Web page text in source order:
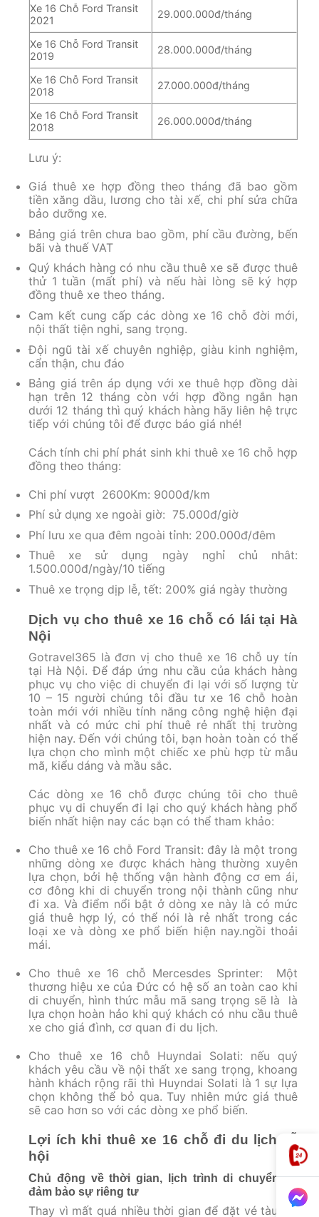
Xe 16 Chỗ Ford Transit
2021
29.000.000đ/tháng
Xe 16 Chỗ Ford Transit
2019
28.000.000đ/tháng
Xe 16 Chỗ Ford Transit
2018
27.000.000đ/tháng
Xe 16 Chỗ Ford Transit
2018
26.000.000đ/tháng
Lưu ý:
Giá thuê xe hợp đồng theo tháng đã bao gồm
tiền xăng dầu, lương cho tài xế, chi phí sửa chữa
bảo dưỡng xe.
Bảng giá trên chưa bao gồm, phí cầu đường, bến
bãi và thuế VAT
Quý khách hàng có nhu cầu thuê xe sẽ được thuê
thử 1 tuần (mất phí) và nếu hài lòng sẽ ký hợp
đồng thuê xe theo tháng.
Cam kết cung cấp các dòng xe 16 chỗ đời mới,
nội thất tiện nghi, sang trọng.
Đội ngũ tài xế chuyên nghiệp, giàu kinh nghiệm,
cẩn thận, chu đáo
Bảng giá trên áp dụng với xe thuê hợp đồng dài
hạn trên 12 tháng còn với hợp đồng ngắn hạn
dưới 12 tháng thì quý khách hàng hãy liên hệ trực
tiếp với chúng tôi để được báo giá nhé!
Cách tính chi phí phát sinh khi thuê xe 16 chỗ hợp
đồng theo tháng:
Chi phí vượt 2600Km: 9000đ/km
Phí sử dụng xe ngoài giờ: 75.000đ/giờ
Phí lưu xe qua đêm ngoài tỉnh: 200.000đ/đêm
Thuê xe sử dụng ngày nghỉ chủ nhât:
1.500.000đ/ngày/10 tiếng
Thuê xe trọng dịp lễ, tết: 200% giá ngày thường
Dịch vụ cho thuê xe 16 chỗ có lái tại Hà
Nội
Gotravel365 là đơn vị cho thuê xe 16 chỗ uy tín
tại Hà Nội. Để đáp ứng nhu cầu của khách hàng
phục vụ cho việc di chuyển đi lại với số lượng từ
10 – 15 người chúng tôi đầu tư xe 16 chỗ hoàn
toàn mới với nhiều tính năng công nghệ hiện đại
nhất và có mức chi phí thuê rẻ nhất thị trường
hiện nay. Đến với chúng tôi, bạn hoàn toàn có thể
lựa chọn cho mình một chiếc xe phù hợp từ mẫu
mã, kiểu dáng và mầu sắc.
Các dòng xe 16 chỗ được chúng tôi cho thuê
phục vụ di chuyển đi lại cho quý khách hàng phổ
biến nhất hiện nay các bạn có thể tham khảo:
Cho thuê xe 16 chỗ Ford Transit: đây là một trong
những dòng xe được khách hàng thường xuyên
lựa chọn, bởi hệ thống vận hành động cơ em ái,
cơ đông khi di chuyển trong nội thành cũng như
đi xa. Và điểm nổi bật ở dòng xe này là có mức
giá thuê hợp lý, có thể nói là rẻ nhất trong các
loại xe và dòng xe phổ biến hiện nay.ngồi thoải
mái.
Cho thuê xe 16 chỗ Mercesdes Sprinter: Một
thương hiệu xe của Đức có hệ số an toàn cao khi
di chuyển, hình thức mẫu mã sang trọng sẽ là là
lựa chọn hoàn hảo khi quý khách có nhu cầu thuê
xe cho giá đình, cơ quan đi du lịch.
Cho thuê xe 16 chỗ Huyndai Solati: nếu quý
khách yêu cầu về nội thất xe sang trọng, khoang
hành khách rộng rãi thì Huyndai Solati là 1 sự lựa
chọn không thể bỏ qua. Tuy nhiên mức giá thuê
sẽ cao hơn so với các dòng xe phổ biến.
Lợi ích khi thuê xe 16 chỗ đi du lịch, lễ
hội
Chủ động về thời gian, lịch trình di chuyển và
đảm bảo sự riêng tư
Thay vì mất quá nhiều thời gian để đặt vé tàu xe,